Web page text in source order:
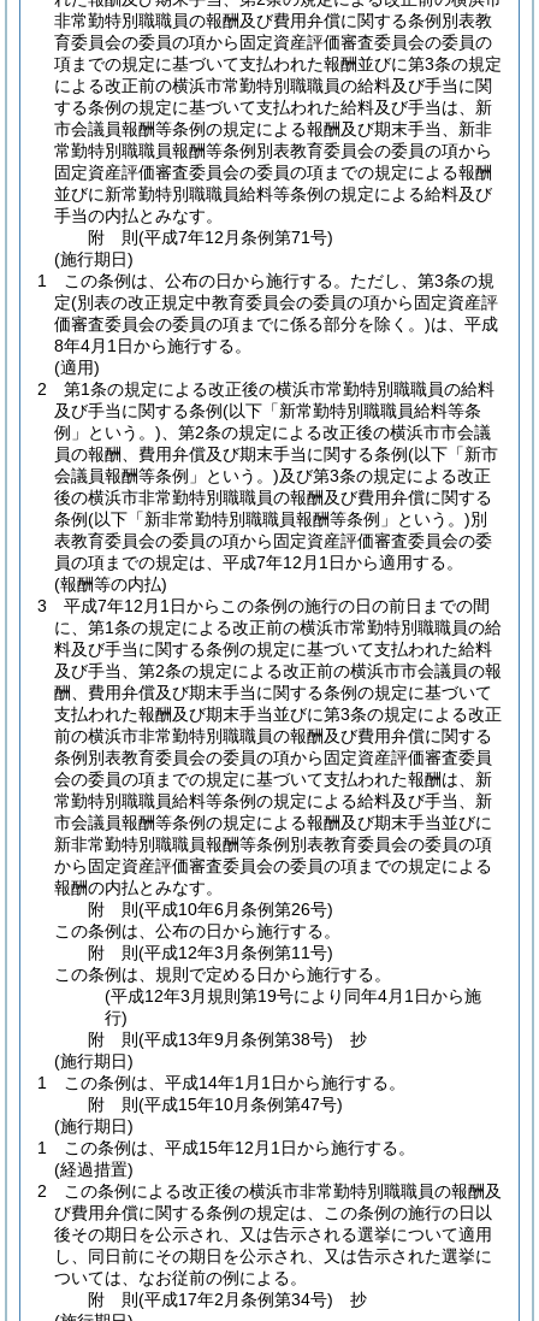
非常勤特別職職員の報酬及び費用弁償に関する条例別表教
育委員会の委員の項から固定資産評価審査委員会の委員の
項までの規定に基づいて支払われた報酬並びに第3条の規定
による改正前の横浜市常勤特別職職員の給料及び手当に関
する条例の規定に基づいて支払われた給料及び手当は、新
市会議員報酬等条例の規定による報酬及び期末手当、新非
常勤特別職職員報酬等条例別表教育委員会の委員の項から
固定資産評価審査委員会の委員の項までの規定による報酬
並びに新常勤特別職職員給料等条例の規定による給料及び
手当の内払とみなす。
附 則(平成7年12月条例第71号)
(施行期日)
1
この条例は、公布の日から施行する。 ただし、第3条の規
定(別表の改正規定中教育委員会の委員の項から固定資産評
価審査委員会の委員の項までに係る部分を除く。)は、平成
8年4月1日から施行する。
(適用)
2
第1条の規定による改正後の横浜市常勤特別職職員の給料
及び手当に関する条例(以下「新常勤特別職職員給料等条
例」という。) 、第2条の規定による改正後の横浜市市会議
員の報酬、費用弁償及び期末手当に関する条例(以下「新市
会議員報酬等条例」という。)及び第3条の規定による改正
後の横浜市非常勤特別職職員の報酬及び費用弁償に関する
条例(以下「新非常勤特別職職員報酬等条例」という。)別
表教育委員会の委員の項から固定資産評価審査委員会の委
員の項までの規定は、平成7年12月1日から適用する。
(報酬等の内払)
3
平成7年12月1日からこの条例の施行の日の前日までの間
に、第1条の規定による改正前の横浜市常勤特別職職員の給
料及び手当に関する条例の規定に基づいて支払われた給料
及び手当、第2条の規定による改正前の横浜市市会議員の報
酬、費用弁償及び期末手当に関する条例の規定に基づいて
支払われた報酬及び期末手当並びに第3条の規定による改正
前の横浜市非常勤特別職職員の報酬及び費用弁償に関する
条例別表教育委員会の委員の項から固定資産評価審査委員
会の委員の項までの規定に基づいて支払われた報酬は、新
常勤特別職職員給料等条例の規定による給料及び手当、新
市会議員報酬等条例の規定による報酬及び期末手当並びに
新非常勤特別職職員報酬等条例別表教育委員会の委員の項
から固定資産評価審査委員会の委員の項までの規定による
報酬の内払とみなす。
附 則(平成10年6月条例第26号)
この条例は、公布の日から施行する。
附 則(平成12年3月条例第11号)
この条例は、規則で定める日から施行する。
(平成12年3月規則第19号により同年4月1日から施
行)
附 則(平成13年9月条例第38号) 抄
(施行期日)
1
この条例は、平成14年1月1日から施行する。
附 則(平成15年10月条例第47号)
(施行期日)
1
この条例は、平成15年12月1日から施行する。
(経過措置)
2
この条例による改正後の横浜市非常勤特別職職員の報酬及
び費用弁償に関する条例の規定は、この条例の施行の日以
後その期日を公示され、又は告示される選挙について適用
し、同日前にその期日を公示され、又は告示された選挙に
ついては、なお従前の例による。
附 則(平成17年2月条例第34号) 抄